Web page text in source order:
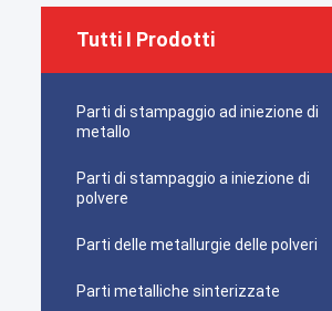
Tutti I Prodotti
Parti di stampaggio ad iniezione di
metallo
Parti di stampaggio a iniezione di
polvere
Parti delle metallurgie delle polveri
Parti metalliche sinterizzate